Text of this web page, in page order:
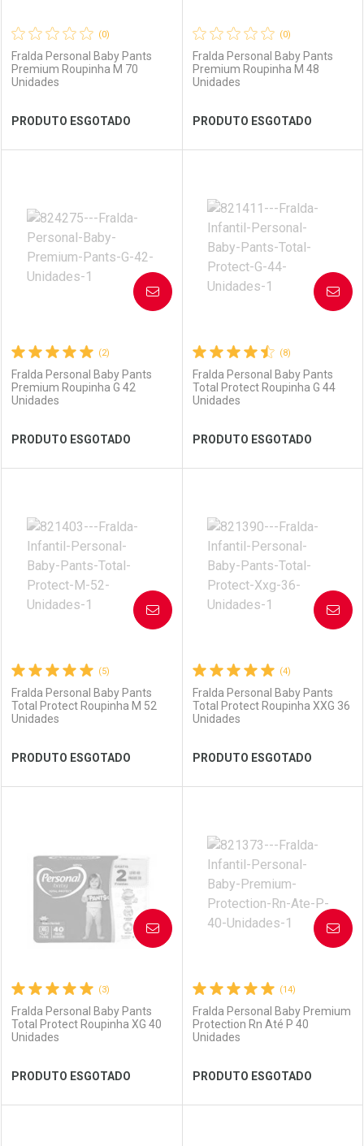
Ver Desconto Convênio Ver Desconto Convênio
(0)
Fralda Personal Baby Pants
Premium Roupinha M 70
Unidades
PRODUTO ESGOTADO
Laboratório
Ver Desconto Convênio
Por Menos
(0)
Fralda Personal Baby Pants
Premium Roupinha M 48
Unidades
PRODUTO ESGOTADO
Laboratório
Ver Desconto Convênio
Por Menos
(2)
Fralda Personal Baby Pants
Premium Roupinha G 42
Unidades
PRODUTO ESGOTADO
AVISE-ME
Laboratório
Ver Desconto Convênio
Por Menos
(8)
Fralda Personal Baby Pants
Total Protect Roupinha G 44
Unidades
PRODUTO ESGOTADO
AVISE-ME
Laboratório
Ver Desconto Convênio
Por Menos
(5)
Fralda Personal Baby Pants
Total Protect Roupinha M 52
Unidades
PRODUTO ESGOTADO
AVISE-ME
Laboratório
Ver Desconto Convênio
Por Menos
(4)
Fralda Personal Baby Pants
Total Protect Roupinha XXG 36
Unidades
PRODUTO ESGOTADO
AVISE-ME
Laboratório
Ver Desconto Convênio
Por Menos
(3)
Fralda Personal Baby Pants
Total Protect Roupinha XG 40
Unidades
PRODUTO ESGOTADO
AVISE-ME
(14)
Fralda Personal Baby Premium
Protection Rn Até P 40
Unidades
PRODUTO ESGOTADO
AVISE-ME